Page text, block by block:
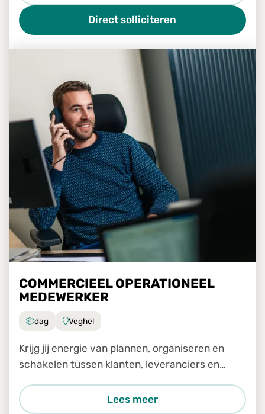
met collega's van verschill
Direct solliciteren
COMMERCIEEL OPERATIONEEL
MEDEWERKER
dag Veghel
Krijg jij energie van plannen, organiseren en
schakelen tussen klanten, leveranciers en
Lees meer